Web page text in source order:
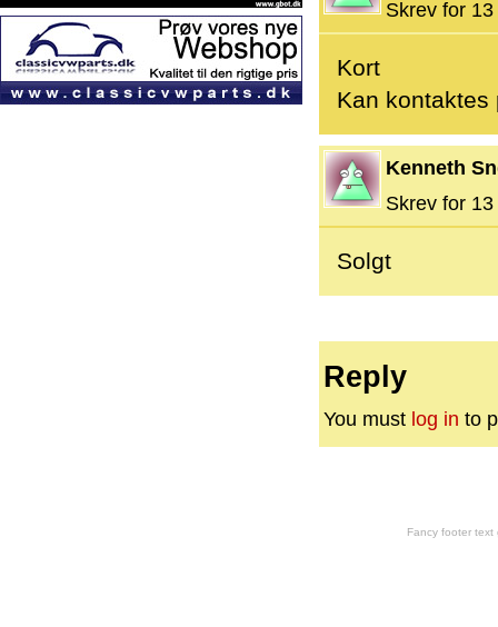
Skrev for
Kort
Kan kontaktes
Kenneth
Skrev for
Solgt
Reply
You must log in to
Fancy footer